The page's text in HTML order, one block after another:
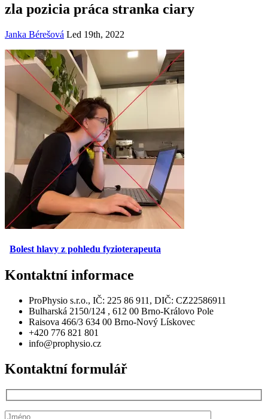
zla pozicia práca stranka ciary
Janka Bérešová Led 19th, 2022
Bolest hlavy z pohledu fyzioterapeuta
Kontaktní informace
ProPhysio s.r.o., IČ: 225 86 911, DIČ: CZ22586911
Bulharská 2150/124 , 612 00 Brno-Královo Pole
Raisova 466/3 634 00 Brno-Nový Lískovec
+420 776 821 801
info@prophysio.cz
Kontaktní formulář